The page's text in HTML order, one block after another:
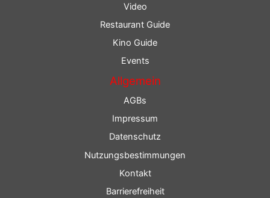
Video
Restaurant Guide
Kino Guide
Events
Allgemein
AGBs
Impressum
Datenschutz
Nutzungsbestimmungen
Kontakt
Barrierefreiheit